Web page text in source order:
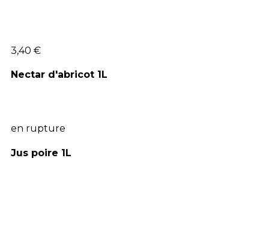
3,40 €
Nectar d'abricot 1L
en rupture
Jus poire 1L